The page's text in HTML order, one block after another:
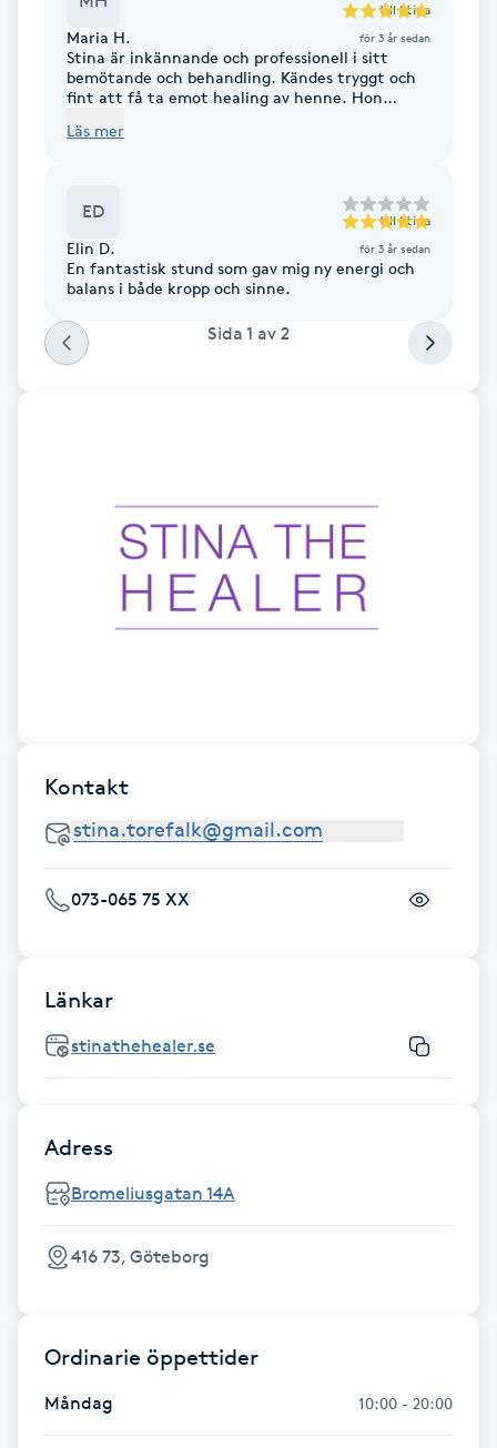
Fotvård
Fransar
Fransborttagning
Fransfärgning
Fransförlängning
Fransförlängning Megavolym
Fransk manikyr
Fransrengöring
Frisör
Funktionsanalys
Färgning
Gel naglar
Gellack
Gravidmassage
Gravidyoga
till Stina
Maria H. för 3 år sedan
Stina är inkännande och professionell i sitt
bemötande och behandling. Kändes tryggt och
fint att få ta emot healing av henne. Hon
satte igång en massa surr:) Testa!
Läs mer
ED till Stina
Elin D. för 3 år sedan
En fantastisk stund som gav mig ny energi och
balans i både kropp och sinne.
Sida 1 av 2
Kontakt
073-065 75 XX
Länkar
stinathehealer.se
Adress
Bromeliusgatan 14A
416 73, Göteborg
Ordinarie öppettider
Måndag 10:00 - 20:00